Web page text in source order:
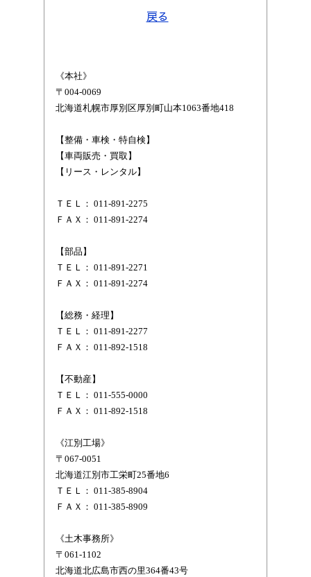
戻る
《本社》
〒004-0069
北海道札幌市厚別区厚別町山本1063番地418
【整備・車検・特自検】
【車両販売・買取】
【リース・レンタル】
ＴＥＬ： 011-891-2275
ＦＡＸ： 011-891-2274
【部品】
ＴＥＬ： 011-891-2271
ＦＡＸ： 011-891-2274
【総務・経理】
ＴＥＬ： 011-891-2277
ＦＡＸ： 011-892-1518
【不動産】
ＴＥＬ： 011-555-0000
ＦＡＸ： 011-892-1518
《江別工場》
〒067-0051
北海道江別市工栄町25番地6
ＴＥＬ： 011-385-8904
ＦＡＸ： 011-385-8909
《土木事務所》
〒061-1102
北海道北広島市西の里364番43号